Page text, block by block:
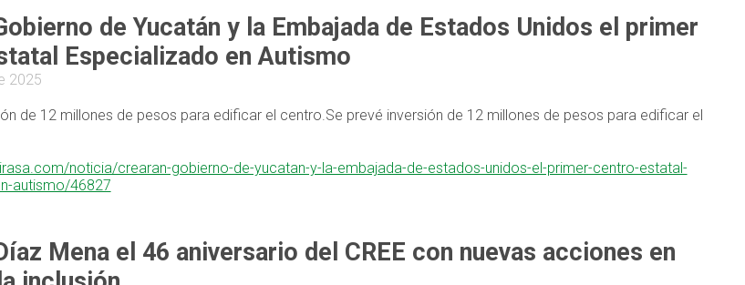
de Yucatán y la Embajada de Estados Unidos el primer
Especializado en Autismo
2025
de 12 millones de pesos para edificar el centro.Se prevé inversión de 12 millones de pesos para edificar el
noticia/crearan-gobierno-de-yucatan-y-la-embajada-de-estados-unidos-el-primer-centro-estatal-
autismo/46827
Mena el 46 aniversario del CREE con nuevas acciones en